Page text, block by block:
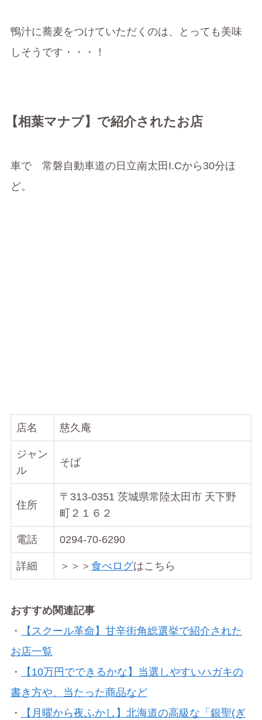
鴨汁に蕎麦をつけていただくのは、とっても美味
しそうです・・・！
【相葉マナブ】で紹介されたお店
車で 常磐自動車道の日立南太田I.Cから30分ほ
ど。
店名 慈久庵
ジャン
ル
そば
住所
〒313-0351 茨城県常陸太田市 天下野
町２１６２
電話 0294-70-6290
詳細 ＞＞＞ 食べログはこちら
おすすめ関連記事
・
【スクール革命】甘辛街角総選挙で紹介された
お店一覧
・
【10万円でできるかな】当選しやすいハガキの
書き方や、当たった商品など
・
【月曜から夜ふかし】北海道の高級な「銀聖(ぎ